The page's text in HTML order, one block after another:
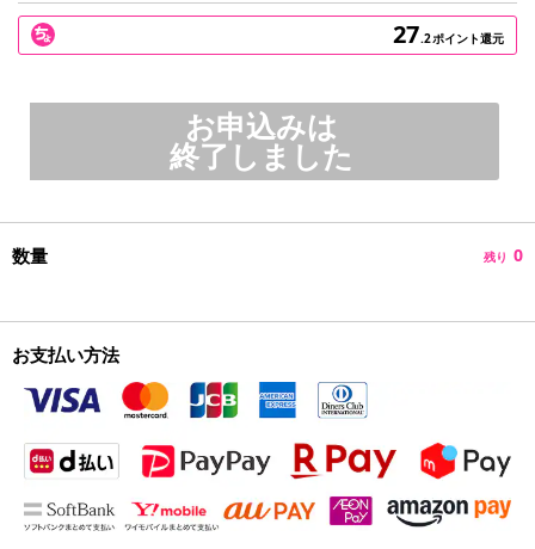
27.2ポイント還元
お申込みは
終了しました
数量 残り 0
お支払い方法